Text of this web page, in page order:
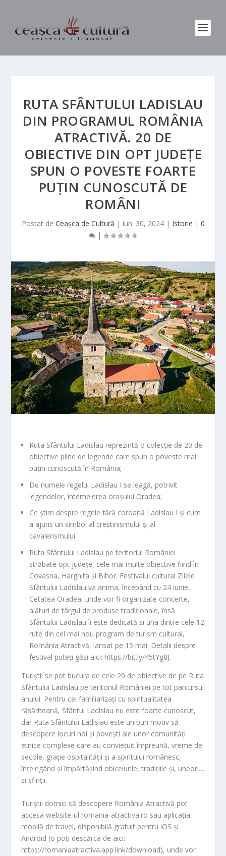
RUTA SFÂNTULUI LADISLAU
DIN PROGRAMUL ROMÂNIA
ATRACTIVĂ. 20 DE
OBIECTIVE DIN OPT JUDEȚE
SPUN O POVESTE FOARTE
PUȚIN CUNOSCUTĂ DE
ROMÂNI
Postat de Ceașca de Cultură | iun. 30, 2024| Istorie | 0
|
Ruta Sfântului Ladislau reprezintă o colecție de 20 de
obiective pline de legende care spun o poveste mai
puțin cunoscută în România;
De numele regelui Ladislau I se leagă, potrivit
legendelor, întemeierea orașului Oradea;
Ce știm despre regele fără coroană Ladislau I și cum
a ajuns un simbol al creștinismului și al
cavalerismului.
Ruta Sfântului Ladislau pe teritoriul României
străbate opt județe, cele mai multe obiective fiind în
Covasna, Harghita și Bihor. Festivalul cultural Zilele
Sfântului Ladislau va anima, începând cu 24 iunie,
Cetatea Oradea, unde vor fi organizate concerte,
alături de târgul de produse tradiționale, însă
Sfântului Ladislau îi este dedicată și una dintre cele 12
rute din cel mai nou program de turism cultural,
România Atractivă, lansat pe 15 mai. Detalii despre
festival puteți găsi aici: https://bit.ly/45tYg8J.
Turiștii se pot bucura de cele 20 de obiective de pe Ruta
Sfântului Ladislau pe teritoriul României pe tot parcursul
anului. Pentru cei familiarizați cu spiritualitatea
răsăriteană, Sfântul Ladislau nu este foarte cunoscut,
dar Ruta Sfântului Ladislau este un bun motiv să
descopere locuri noi și povești ale unor comunități
etnice complexe care au conviețuit împreună, vreme de
secole, grație ospitalității și a spiritului românesc,
înțelegând și împărtășind obiceiurile, tradițiile și, uneori…
și sfinții.
Turiștii dornici să descopere România Atractivă pot
accesa website-ul romania-atractiva.ro sau aplicația
mobilă de travel, disponibilă gratuit pentru iOS și
Android (o poți descărca de aici:
https://romaniaatractiva.app.link/download), unde vor